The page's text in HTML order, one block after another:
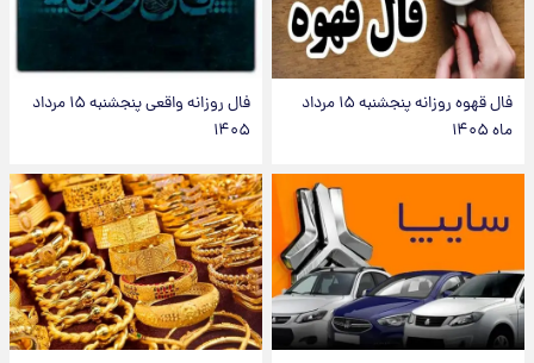
فال قهوه روزانه پنجشنبه ۱۵ مرداد
ماه ۱۴۰۵
فال روزانه واقعی پنجشنبه ۱۵ مرداد
۱۴۰۵